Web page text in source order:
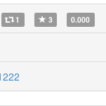
1 3 0.000